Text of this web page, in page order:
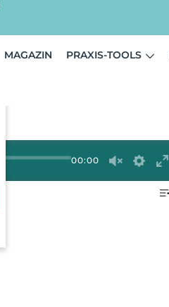
MAGAZIN PRAXIS-TOOLS
00:00